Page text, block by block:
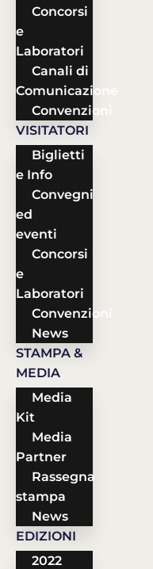
Concorsi
e
Laboratori
Canali di
Comunicazione
Convenzioni
VISITATORI
Biglietti
e Info
Convegni
ed
eventi
Concorsi
e
Laboratori
Convenzioni
News
STAMPA &
MEDIA
Media
Kit
Media
Partner
Rassegna
stampa
News
EDIZIONI
2022